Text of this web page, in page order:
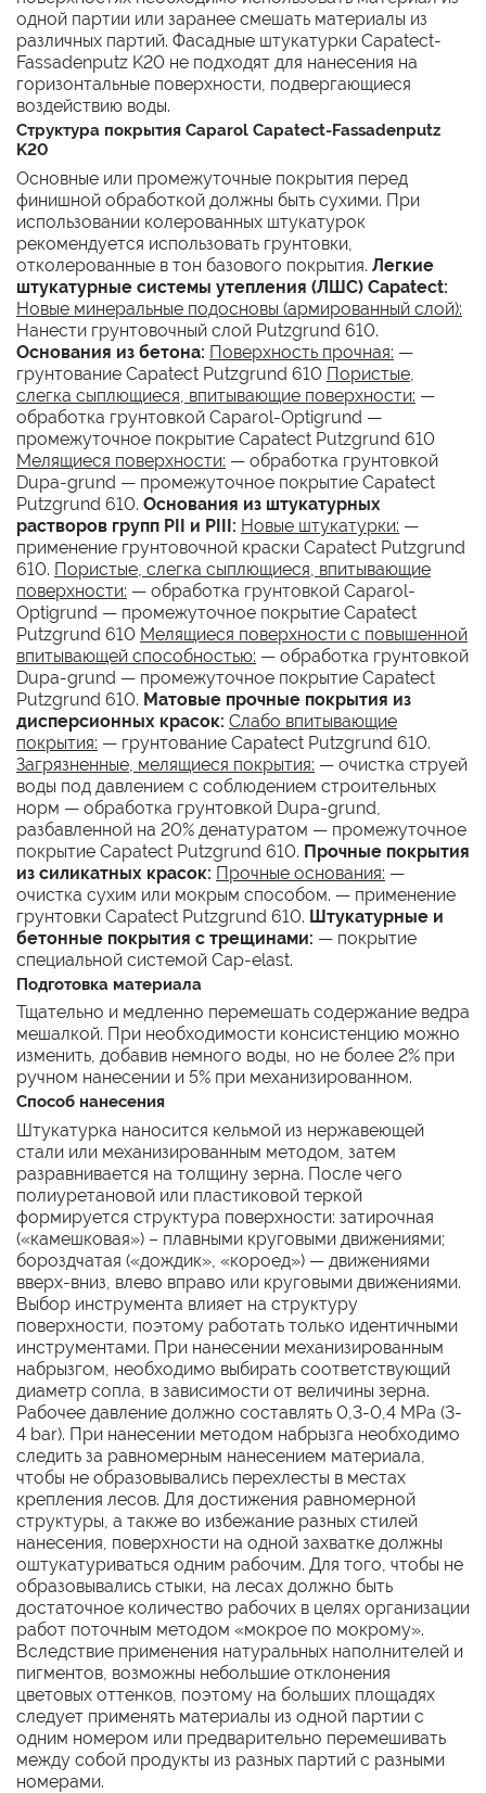
одной партии или заранее смешать материалы из
различных партий. Фасадные штукатурки Capatect-
Fassadenputz K20 не подходят для нанесения на
горизонтальные поверхности, подвергающиеся
воздействию воды.
Структура покрытия Caparol Capatect-Fassadenputz
K20
Основные или промежуточные покрытия перед
финишной обработкой должны быть сухими. При
использовании колерованных штукатурок
рекомендуется использовать грунтовки,
отколерованные в тон базового покрытия. Легкие
штукатурные системы утепления (ЛШС) Capatect:
Новые минеральные подосновы (армированный слой):
Нанести грунтовочный слой Putzgrund 610.
Основания из бетона: Поверхность прочная: —
грунтование Capatect Putzgrund 610 Пористые,
слегка сыплющиеся, впитывающие поверхности: —
обработка грунтовкой Caparol-Optigrund —
промежуточное покрытие Capatect Putzgrund 610
Мелящиеся поверхности: — обработка грунтовкой
Dupa-grund — промежуточное покрытие Capatect
Putzgrund 610. Основания из штукатурных
растворов групп PII и РIII: Новые штукатурки: —
применение грунтовочной краски Capatect Putzgrund
610. Пористые, слегка сыплющиеся, впитывающие
поверхности: — обработка грунтовкой Caparol-
Optigrund — промежуточное покрытие Capatect
Putzgrund 610 Мелящиеся поверхности с повышенной
впитывающей способностью: — обработка грунтовкой
Dupa-grund — промежуточное покрытие Capatect
Putzgrund 610. Матовые прочные покрытия из
дисперсионных красок: Слабо впитывающие
покрытия: — грунтование Capatect Putzgrund 610.
Загрязненные, мелящиеся покрытия: — очистка струей
воды под давлением с соблюдением строительных
норм — обработка грунтовкой Dupa-grund,
разбавленной на 20% денатуратом — промежуточное
покрытие Capatect Putzgrund 610. Прочные покрытия
из силикатных красок: Прочные основания: —
очистка сухим или мокрым способом. — применение
грунтовки Capatect Putzgrund 610. Штукатурные и
бетонные покрытия с трещинами: — покрытие
специальной системой Cap-elast.
Подготовка материала
Тщательно и медленно перемешать содержание ведра
мешалкой. При необходимости консистенцию можно
изменить, добавив немного воды, но не более 2% при
ручном нанесении и 5% при механизированном.
Способ нанесения
Штукатурка наносится кельмой из нержавеющей
стали или механизированным методом, затем
разравнивается на толщину зерна. После чего
полиуретановой или пластиковой теркой
формируется структура поверхности: затирочная
(«камешковая») – плавными круговыми движениями;
бороздчатая («дождик», «короед») — движениями
вверх-вниз, влево вправо или круговыми движениями.
Выбор инструмента влияет на структуру
поверхности, поэтому работать только идентичными
инструментами. При нанесении механизированным
набрызгом, необходимо выбирать соответствующий
диаметр сопла, в зависимости от величины зерна.
Рабочее давление должно составлять 0,3-0,4 МРа (3-
4 bar). При нанесении методом набрызга необходимо
следить за равномерным нанесением материала,
чтобы не образовывались перехлесты в местах
крепления лесов. Для достижения равномерной
структуры, а также во избежание разных стилей
нанесения, поверхности на одной захватке должны
оштукатуриваться одним рабочим. Для того, чтобы не
образовывались стыки, на лесах должно быть
достаточное количество рабочих в целях организации
работ поточным методом «мокрое по мокрому».
Вследствие применения натуральных наполнителей и
пигментов, возможны небольшие отклонения
цветовых оттенков, поэтому на больших площадях
следует применять материалы из одной партии с
одним номером или предварительно перемешивать
между собой продукты из разных партий с разными
номерами.